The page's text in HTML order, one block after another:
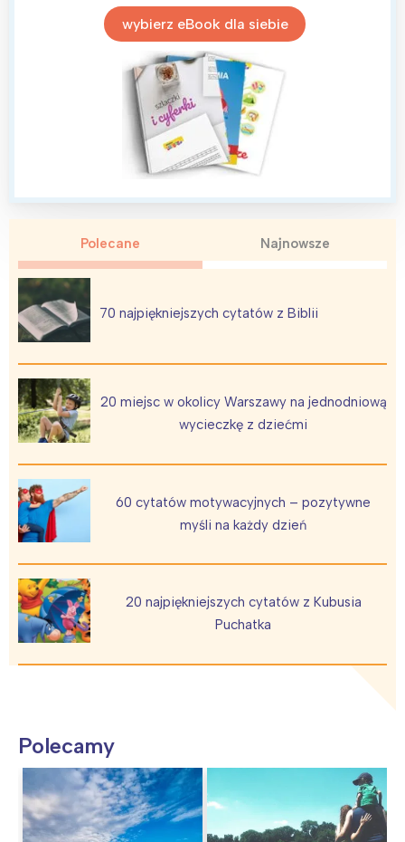
wybierz eBook dla siebie
Polecane Najnowsze
70 najpiękniejszych cytatów z Biblii
20 miejsc w okolicy Warszawy na jednodniową
wycieczkę z dziećmi
60 cytatów motywacyjnych – pozytywne
myśli na każdy dzień
20 najpiękniejszych cytatów z Kubusia
Puchatka
Polecamy
tego regionu:
Warszawa
Trójmiasto
Śląsk
Kraków
Południe
Północ
Wszystkie